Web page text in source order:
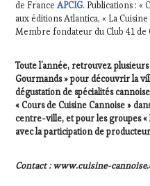
de FranceAPCIG. Publications : «
aux éditions Atlantica, « La
Membre fondateur du Club 41 de
Toute l’année, retrouvez
Gourmands» pour découvrir la
dégustation de spécialités
«Cours de Cuisine Cannoise»
centre-ville, et pour les groupes «
avec la participation de
Contact : www.cuisine-